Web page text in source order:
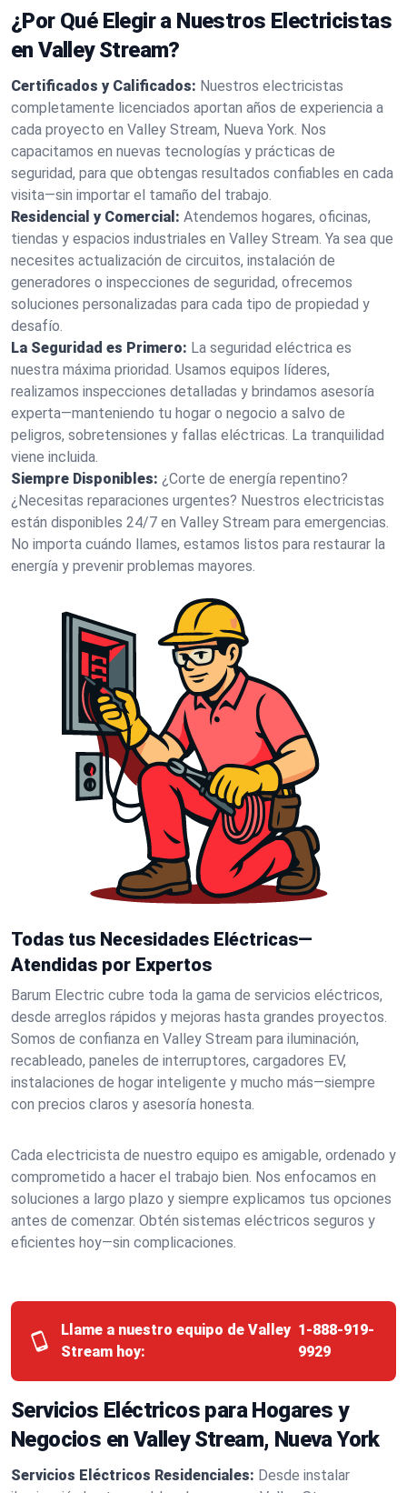
¿Por Qué Elegir a Nuestros Electricistas
en Valley Stream?
Certificados y Calificados: Nuestros electricistas
completamente licenciados aportan años de experiencia a
cada proyecto en Valley Stream, Nueva York. Nos
capacitamos en nuevas tecnologías y prácticas de
seguridad, para que obtengas resultados confiables en cada
visita—sin importar el tamaño del trabajo.
Residencial y Comercial: Atendemos hogares, oficinas,
tiendas y espacios industriales en Valley Stream. Ya sea que
necesites actualización de circuitos, instalación de
generadores o inspecciones de seguridad, ofrecemos
soluciones personalizadas para cada tipo de propiedad y
desafío.
La Seguridad es Primero: La seguridad eléctrica es
nuestra máxima prioridad. Usamos equipos líderes,
realizamos inspecciones detalladas y brindamos asesoría
experta—manteniendo tu hogar o negocio a salvo de
peligros, sobretensiones y fallas eléctricas. La tranquilidad
viene incluida.
Siempre Disponibles: ¿Corte de energía repentino?
¿Necesitas reparaciones urgentes? Nuestros electricistas
están disponibles 24/7 en Valley Stream para emergencias.
No importa cuándo llames, estamos listos para restaurar la
energía y prevenir problemas mayores.
Todas tus Necesidades Eléctricas—
Atendidas por Expertos
Barum Electric cubre toda la gama de servicios eléctricos,
desde arreglos rápidos y mejoras hasta grandes proyectos.
Somos de confianza en Valley Stream para iluminación,
recableado, paneles de interruptores, cargadores EV,
instalaciones de hogar inteligente y mucho más—siempre
con precios claros y asesoría honesta.
Cada electricista de nuestro equipo es amigable, ordenado y
comprometido a hacer el trabajo bien. Nos enfocamos en
soluciones a largo plazo y siempre explicamos tus opciones
antes de comenzar. Obtén sistemas eléctricos seguros y
eficientes hoy—sin complicaciones.
Llame a nuestro equipo de Valley
Stream hoy:
1-888-919-
9929
Servicios Eléctricos para Hogares y
Negocios en Valley Stream, Nueva York
Servicios Eléctricos Residenciales: Desde instalar